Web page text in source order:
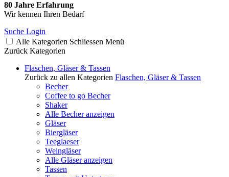
80 Jahre Erfahrung
Wir kennen Ihren Bedarf
Suche Login
Alle Kategorien Schliessen Menü
Zurück Kategorien
Flaschen, Gläser & Tassen
Zurück zu allen Kategorien Flaschen, Gläser & Tassen
Becher
Coffee to go Becher
Shaker
Alle Becher anzeigen
Gläser
Biergläser
Teeglaeser
Weingläser
Alle Gläser anzeigen
Tassen